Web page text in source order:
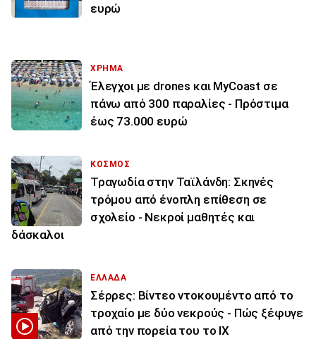
ευρώ
ΧΡΗΜΑ
Έλεγχοι με drones και MyCoast σε
πάνω από 300 παραλίες - Πρόστιμα
έως 73.000 ευρώ
ΚΟΣΜΟΣ
Τραγωδία στην Ταϊλάνδη: Σκηνές
τρόμου από ένοπλη επίθεση σε
σχολείο - Νεκροί μαθητές και
δάσκαλοι
ΕΛΛΑΔΑ
Σέρρες: Βίντεο ντοκουμέντο από το
τροχαίο με δύο νεκρούς - Πώς ξέφυγε
από την πορεία του το ΙΧ